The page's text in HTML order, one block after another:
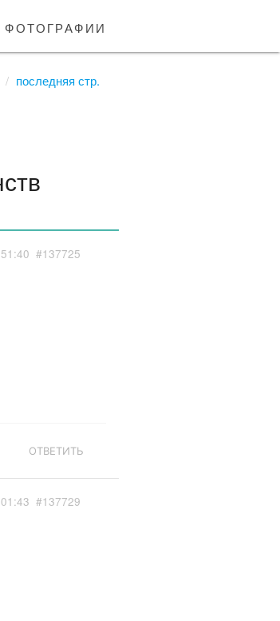
фотографии
последняя стр.
#137725
ОТВЕТИТЬ
#137729